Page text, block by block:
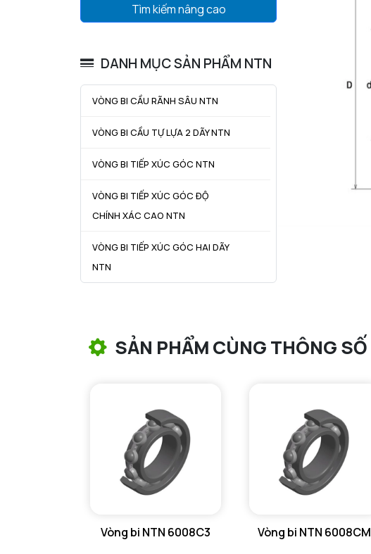
Tìm kiếm nâng cao
DANH MỤC SẢN PHẨM NTN
VÒNG BI CẦU RÃNH SÂU NTN
VÒNG BI CẦU TỰ LỰA 2 DÃY NTN
VÒNG BI TIẾP XÚC GÓC NTN
VÒNG BI TIẾP XÚC GÓC ĐỘ
CHÍNH XÁC CAO NTN
VÒNG BI TIẾP XÚC GÓC HAI DÃY
NTN
VÒNG BI ĐŨA TRỤ NTN
VÒNG BI KIM NTN
VÒNG BI CHẶN TRỤC NTN
GỐI ĐỠ NTN
SẢN PHẨM CÙNG THÔNG SỐ
Vòng bi NTN 6008C3 Vòng bi NTN 6008CM